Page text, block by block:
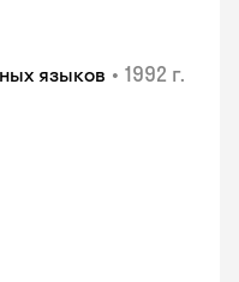
языков • 1992 г.